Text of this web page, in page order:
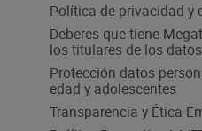
Política de privacidad y
Deberes que tiene
los titulares de los datos
Protección datos
edad y adolescentes
Transparencia y Ética